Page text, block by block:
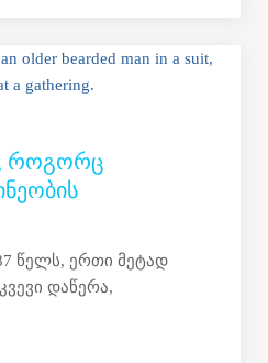
ᲠᲝᲒᲝᲠᲪ
წელს, ერთი მეტად
დაწერა,